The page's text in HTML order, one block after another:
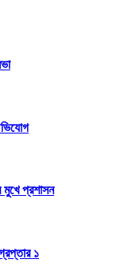
মুখে প্রশাসন
১